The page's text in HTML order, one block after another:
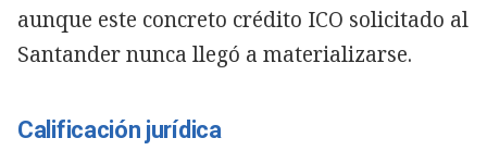
aunque este concreto crédito ICO solicitado al
Santander nunca llegó a materializarse.
Calificación jurídica